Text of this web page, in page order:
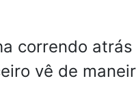
correndo
vê de